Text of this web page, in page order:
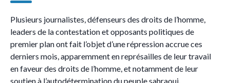
Plusieurs journalistes, défenseurs des droits de l’homme,
leaders de la contestation et opposants politiques de
premier plan ont fait l’objet d’une répression accrue ces
derniers mois, apparemment en représailles de leur travail
en faveur des droits de l’homme, et notamment de leur
soutien à l’autodétermination du peuple sahraoui.